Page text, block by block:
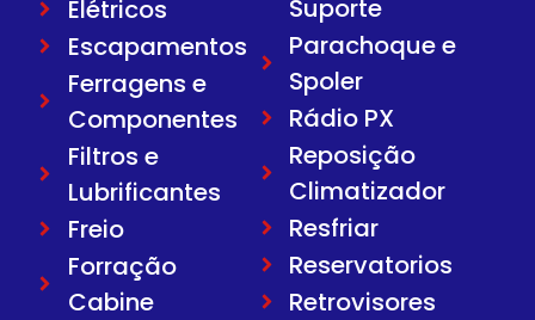
Elétricos
Escapamentos
Ferragens e
Componentes
Filtros e
Lubrificantes
Freio
Forração
Cabine
Suporte
Parachoque e
Spoler
Rádio PX
Reposição
Climatizador
Resfriar
Reservatorios
Retrovisores